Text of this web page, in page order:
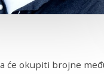
će okupiti brojne